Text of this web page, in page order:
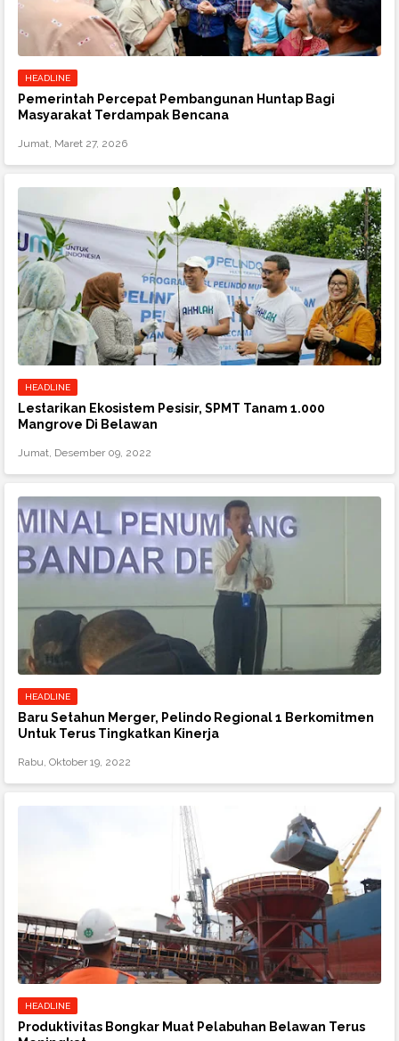
HEADLINE
Pemerintah Percepat Pembangunan Huntap Bagi
Masyarakat Terdampak Bencana
Jumat, Maret 27, 2026
HEADLINE
Lestarikan Ekosistem Pesisir, SPMT Tanam 1.000
Mangrove Di Belawan
Jumat, Desember 09, 2022
HEADLINE
Baru Setahun Merger, Pelindo Regional 1 Berkomitmen
Untuk Terus Tingkatkan Kinerja
Rabu, Oktober 19, 2022
HEADLINE
Produktivitas Bongkar Muat Pelabuhan Belawan Terus